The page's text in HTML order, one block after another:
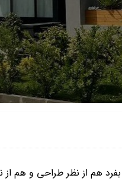
هم از نظر طراحی و هم از